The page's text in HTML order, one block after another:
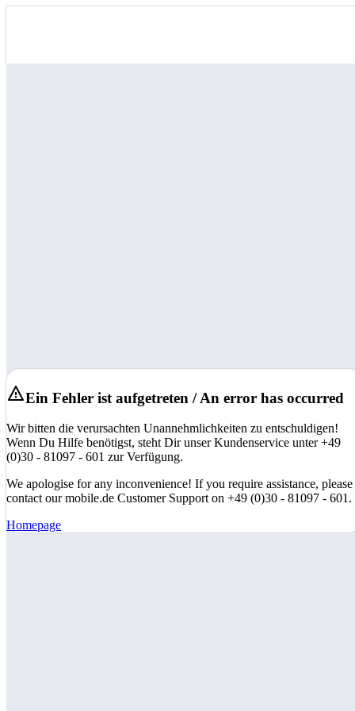
Ein Fehler ist aufgetreten / An error has occurred
Wir bitten die verursachten Unannehmlichkeiten zu entschuldigen!
Wenn Du Hilfe benötigst, steht Dir unser Kundenservice unter +49
(0)30 - 81097 - 601 zur Verfügung.
We apologise for any inconvenience! If you require assistance, please
contact our mobile.de Customer Support on +49 (0)30 - 81097 - 601.
Homepage